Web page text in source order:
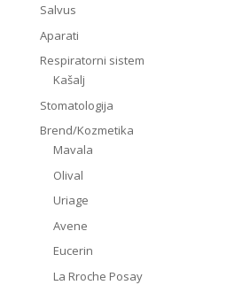
Salvus
Aparati
Respiratorni sistem
Kašalj
Stomatologija
Brend/Kozmetika
Mavala
Olival
Uriage
Avene
Eucerin
La Rroche Posay